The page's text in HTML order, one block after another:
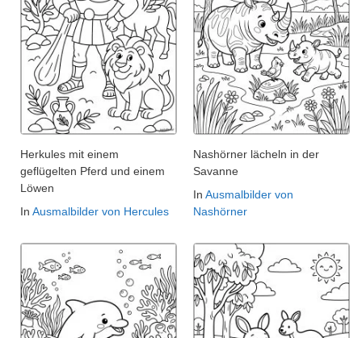
Herkules mit einem
geflügelten Pferd und einem
Löwen
In Ausmalbilder von Hercules
Nashörner lächeln in der
Savanne
In Ausmalbilder von
Nashörner